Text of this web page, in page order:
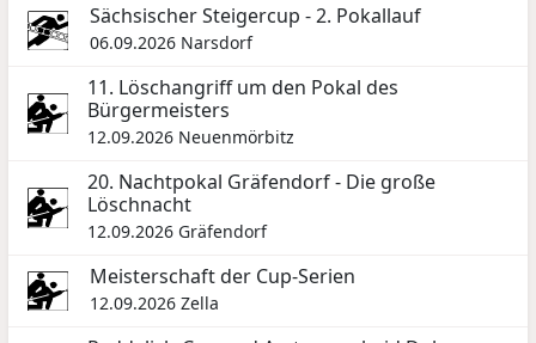
Sächsischer Steigercup - 2. Pokallauf
06.09.2026 Narsdorf
11. Löschangriff um den Pokal des
Bürgermeisters
12.09.2026 Neuenmörbitz
20. Nachtpokal Gräfendorf - Die große
Löschnacht
12.09.2026 Gräfendorf
Meisterschaft der Cup-Serien
12.09.2026 Zella